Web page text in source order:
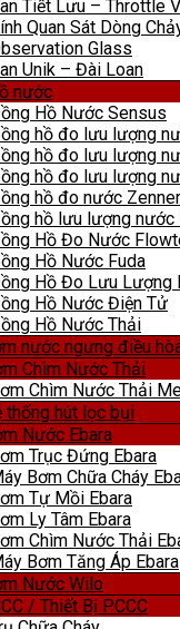
Tiết Lưu – Throttle
Quan Sát Dòng
Glass
Unik – Đài Loan
nước
Hồ Nước Sensus
hồ đo lưu lượng
hồ đo lưu lượng
hồ đo lưu lượng
hồ đo nước
hồ lưu lượng nước
Hồ Đo Nước
Hồ Nước Fuda
Hồ Đo Lưu Lượng
Hồ Nước Điện Tử
Hồ Nước Thải
nước ngưng điều
Chìm Nước Thải
Chìm Nước Thải
thống hút lọc bụi
Nước Ebara
Trục Đứng Ebara
Bơm Chữa Cháy
Tự Mồi Ebara
Ly Tâm Ebara
Chìm Nước Thải
Bơm Tăng Áp Ebara
Nước Wilo
/ Thiết Bị PCCC